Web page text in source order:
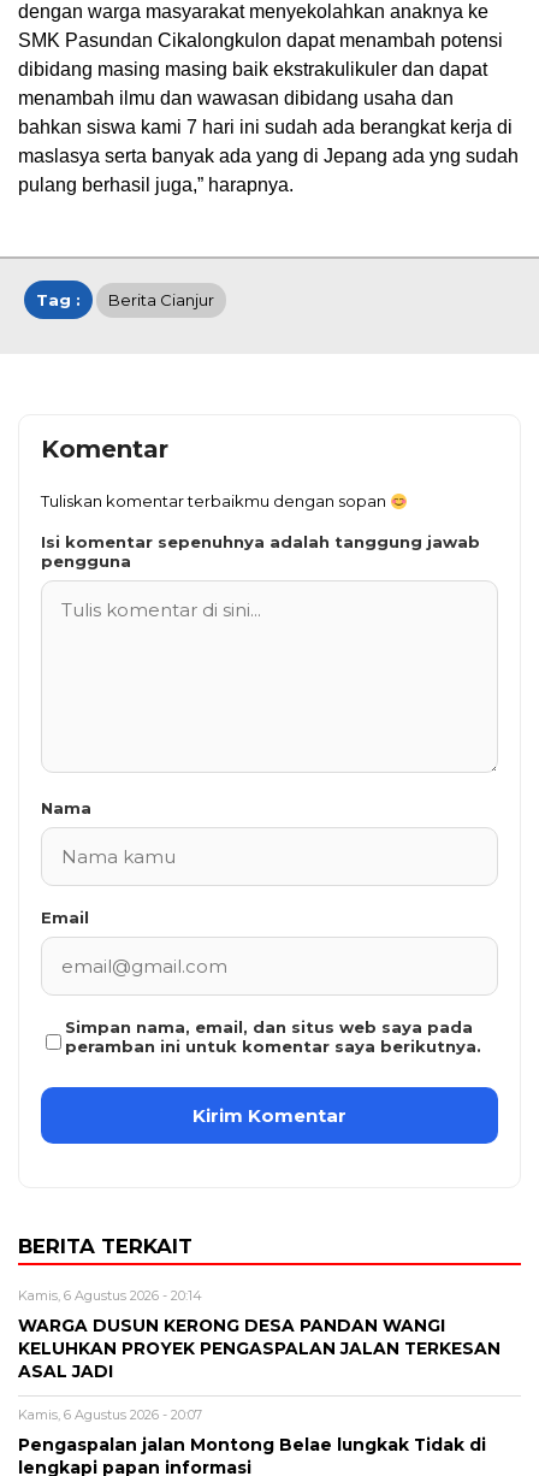
dengan warga masyarakat menyekolahkan anaknya ke
SMK Pasundan Cikalongkulon dapat menambah potensi
dibidang masing masing baik ekstrakulikuler dan dapat
menambah ilmu dan wawasan dibidang usaha dan
bahkan siswa kami 7 hari ini sudah ada berangkat kerja di
maslasya serta banyak ada yang di Jepang ada yng sudah
pulang berhasil juga,” harapnya.
Tag : Berita Cianjur
Komentar
Tuliskan komentar terbaikmu dengan sopan
Isi komentar sepenuhnya adalah tanggung jawab
pengguna
Nama
Email
Simpan nama, email, dan situs web saya pada
peramban ini untuk komentar saya berikutnya.
BERITA TERKAIT
Kamis, 6 Agustus 2026 - 20:14
WARGA DUSUN KERONG DESA PANDAN WANGI
KELUHKAN PROYEK PENGASPALAN JALAN TERKESAN
ASAL JADI
Kamis, 6 Agustus 2026 - 20:07
Pengaspalan jalan Montong Belae lungkak Tidak di
lengkapi papan informasi